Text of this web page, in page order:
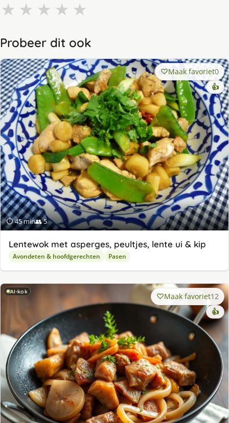
★ ★ ★ ★ ★
Probeer dit ook
⏱ 45 min👥 5
Maak favoriet0
👍
Lentewok met asperges, peultjes, lente ui & kip
Avondeten & hoofdgerechten Pasen
AI-kok Maak favoriet12
👍